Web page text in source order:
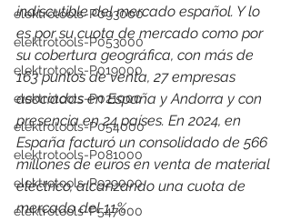
elektrotools-P093000
elektrotools-P053000
elektrotools-P019000
elektrotools-P021000
elektrotools-P054000
elektrotools-P081000
elektrotools-P929000
elektrotools-P547000
indiscutible del mercado español. Y lo
es por su cuota de mercado como por
su cobertura geográfica, con más de
163 puntos de venta, 27 empresas
asociadas en España y Andorra y con
presencia en 24 países. En 2024, en
España facturó un consolidado de 566
millones de euros en venta de material
eléctrico, alcanzando una cuota de
mercado del 11%